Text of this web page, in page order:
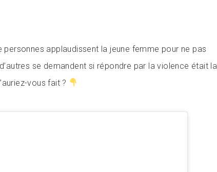
personnes applaudissent la jeune femme pour ne pas
se demandent si répondre par la violence était la
vous fait ?